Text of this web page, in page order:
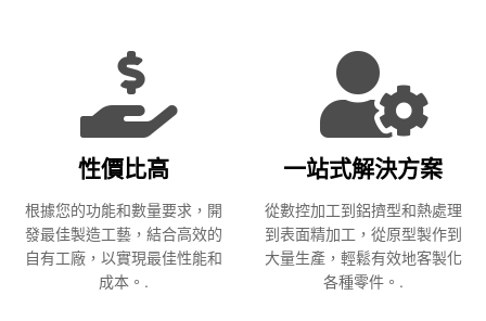
性價比高
根據您的功能和數量要求，開
發最佳製造工藝，結合高效的
自有工廠，以實現最佳性能和
成本。.
一站式解決方案
從數控加工到鋁擠型和熱處理
到表面精加工，從原型製作到
大量生產，輕鬆有效地客製化
各種零件。.